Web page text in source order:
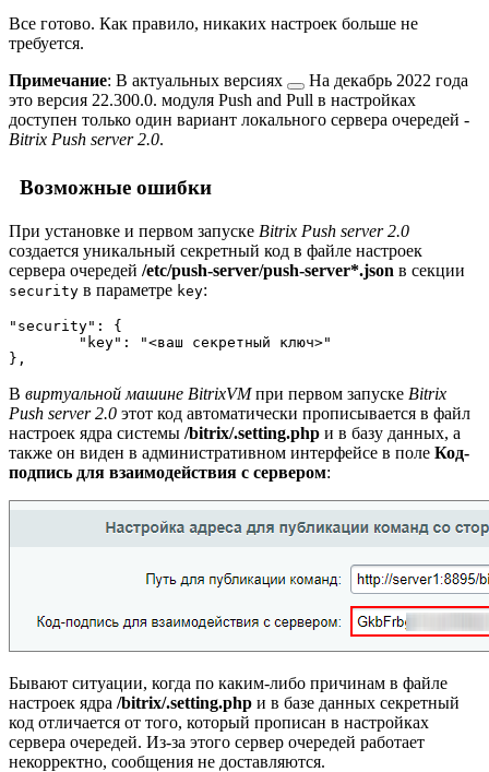
Все готово. Как правило, никаких настроек больше не
требуется.
Примечание: В актуальных версиях
На декабрь 2022 года
это версия 22.300.0. модуля Push and Pull в настройках
доступен только один вариант локального сервера очередей -
Bitrix Push server 2.0.
Возможные ошибки
При установке и первом запуске Bitrix Push server 2.0
создается уникальный секретный код в файле настроек
сервера очередей /etc/push-server/push-server*.json в секции
security в параметре key:
"security": {
В виртуальной машине BitrixVMпри первом запуске Bitrix
Push server 2.0 этот код автоматически прописывается в файл
настроек ядра системы /bitrix/.setting.php и в базу данных, а
также он виден в административном интерфейсе в поле Код-
подпись для взаимодействия с сервером:
Бывают ситуации, когда по каким-либо причинам в файле
настроек ядра /bitrix/.setting.php и в базе данных секретный
код отличается от того, который прописан в настройках
сервера очередей. Из-за этого сервер очередей работает
некорректно, сообщения не доставляются.